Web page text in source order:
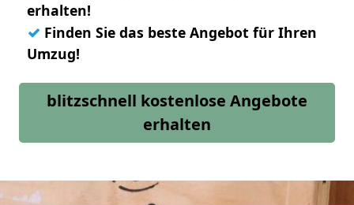
erhalten!
✓ Finden Sie das beste Angebot für Ihren
Umzug!
blitzschnell kostenlose Angebote
erhalten